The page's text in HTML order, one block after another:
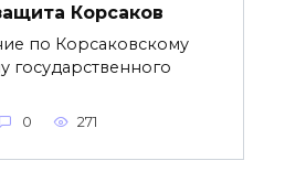
Корсаков
по Корсаковскому
государственного
0 271